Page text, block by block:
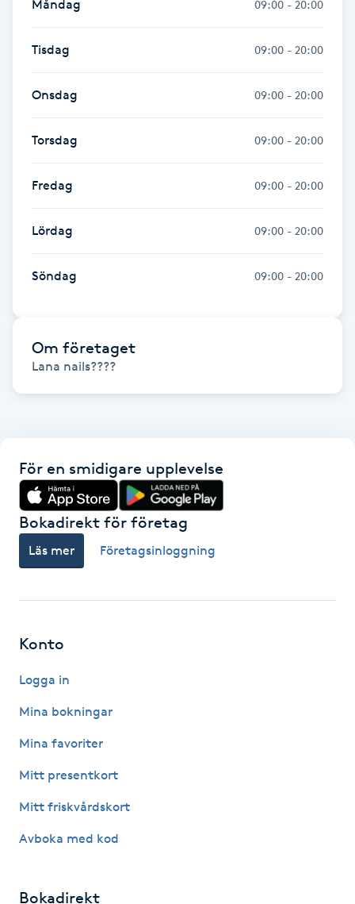
Hatha Yoga
Headspa
Healing
Herrklippning
HIFU
Hollywood Peel
Hudföryngring
Huduppstramning
Hyaluronsyra
Hyperhidros
Hårborttagning
Hårbottenbehandling
Måndag 09:00 - 20:00
Tisdag 09:00 - 20:00
Onsdag 09:00 - 20:00
Torsdag 09:00 - 20:00
Fredag 09:00 - 20:00
Lördag 09:00 - 20:00
Söndag 09:00 - 20:00
Om företaget
Lana nails????
För en smidigare upplevelse
Bokadirekt för företag
Läs mer Företagsinloggning
Konto
Logga in
Mina bokningar
Mina favoriter
Mitt presentkort
Mitt friskvårdskort
Avboka med kod
Bokadirekt